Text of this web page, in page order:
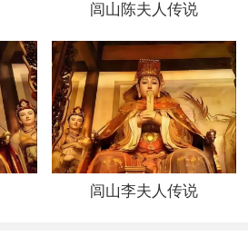
闾山陈夫人传说
闾山李夫人传说